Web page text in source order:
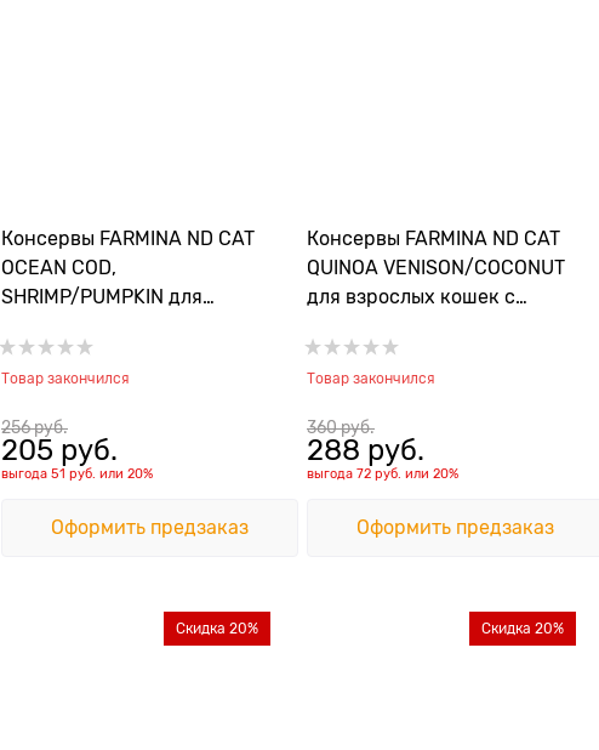
Консервы FARMINA ND CAT
OCEAN COD,
SHRIMP/PUMPKIN для
треской, креветками и
тыквой
Товар закончился
256 руб.
205 руб.
выгода 51 руб. или 20%
Оформить предзаказ
Консервы FARMINA ND CAT
QUINOA VENISON/COCONUT
для взрослых кошек с
для кожи и шерсти
Товар закончился
360 руб.
288 руб.
выгода 72 руб. или 20%
Оформить предзаказ
Скидка 20% Скидка 20%